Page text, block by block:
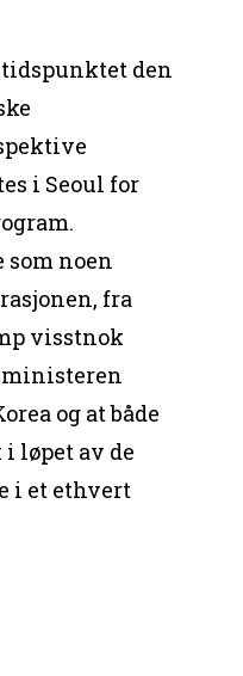
tidspunktet den
i Seoul for
noen
fra
visstnok
og at både
løpet av de
i et ethvert